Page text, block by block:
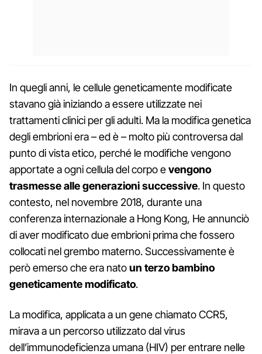
In quegli anni, le cellule geneticamente modificate
stavano già iniziando a essere utilizzate nei
trattamenti clinici per gli adulti. Ma la modifica genetica
degli embrioni era – ed è – molto più controversa dal
punto di vista etico, perché le modifiche vengono
apportate a ogni cellula del corpo evengono
trasmesse alle generazioni successive. In questo
contesto, nel novembre 2018, durante una
conferenza internazionale a Hong Kong, He annunciò
di aver modificato due embrioni prima che fossero
collocati nel grembo materno. Successivamente è
però emerso che era natoun terzo bambino
geneticamente modificato.
La modifica, applicata a un gene chiamato CCR5,
mirava a un percorso utilizzato dal virus
dell’immunodeficienza umana (HIV) per entrare nelle